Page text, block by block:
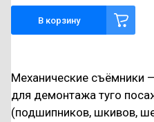
В корзину
Механические съёмники
для демонтажа туго
(подшипников, шкивов,